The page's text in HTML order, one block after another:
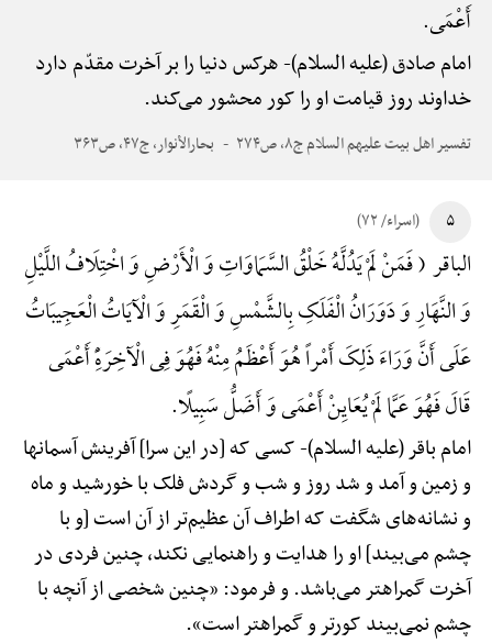
أَعْمَی.
امام صادق (علیه السلام)-هرکس دنیا را بر آخرت مقدّم دارد
خداوند روز قیامت او را کور محشور می‌کند.
تفسیر اهل بیت علیهم السلام ج۸، ص۲۷۴ بحارالأنوار، ج۴۷، ص۳۶۳
۵ (اسراء/ ۷۲)
الباقر ( فَمَنْ لَمْ یَدُلَّهُ خَلْقُ السَّمَاوَاتِ وَ الْأَرْضِ وَ اخْتِلَافُ اللَّیْلِ
وَ النَّهَارِ وَ دَوَرَانُ الْفَلَکِ بِالشَّمْسِ وَ الْقَمَرِ وَ الْآیَاتُ الْعَجِیبَاتُ
عَلَی أَنَّ وَرَاءَ ذَلِکَ أَمْراً هُوَ أَعْظَمُ مِنْهُ فَهُوَ فِی الْآخِرَهًِْ أَعْمَی
قَالَ فَهُوَ عَمَّا لَمْ یُعَایِنْ أَعْمَی وَ أَضَلُّ سَبِیلًا.
امام باقر (علیه السلام)-کسی که [در این سرا] آفرینش آسمانها
و زمین و آمد و شد روز و شب و گردش فلک با خورشید و ماه
و نشانه‌های شگفت که اطراف آن عظیم‌تر از آن است [و با
چشم می‌بیند] او را هدایت و راهنمایی نکند، چنین فردی در
آخرت گمراهتر می‌باشد. و فرمود: «چنین شخصی از آنچه با
چشم نمی‌بیند کورتر و گمراهتر است».